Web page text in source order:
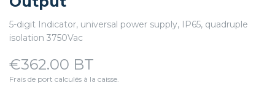
5-digit Indicator, universal power supply, IP65, quadruple
isolation 3750Vac
€362.00 BT
Frais de port calculés à la caisse.